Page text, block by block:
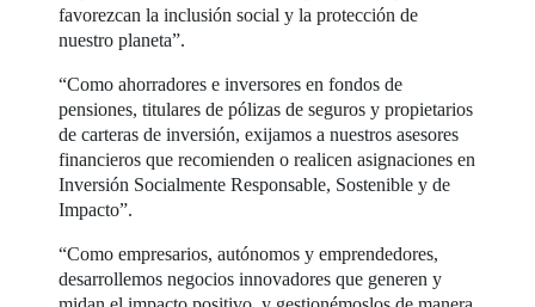
favorezcan la inclusión social y la protección de
nuestro planeta”.
“Como ahorradores e inversores en fondos de
pensiones, titulares de pólizas de seguros y propietarios
de carteras de inversión, exijamos a nuestros asesores
financieros que recomienden o realicen asignaciones en
Inversión Socialmente Responsable, Sostenible y de
Impacto”.
“Como empresarios, autónomos y emprendedores,
desarrollemos negocios innovadores que generen y